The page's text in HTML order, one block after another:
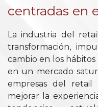
centradas en
La industria del
transformación,
cambio en los
en un mercado
empresas del retail
mejorar la